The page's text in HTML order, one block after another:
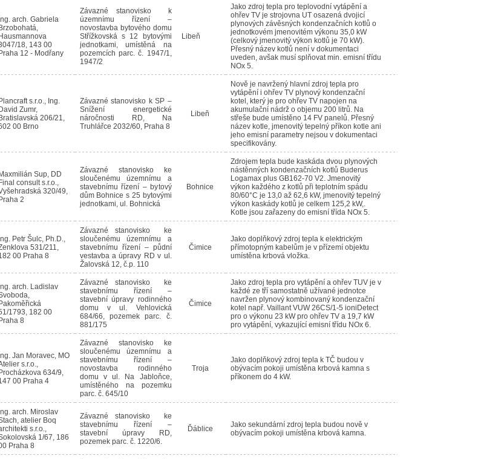
Ing. arch. Gabriela
Brzobohatá,
Hausmannova
18, 143 00
Praha 12 - Modřany
Závazné stanovisko k
územnímu řízení –
novostavba bytového domu
Střížkovská s 12 bytovými
jednotkami, umístěná na
pozemcích parc. č. 1947/1,
1947/2
Libeň
Jako zdroj tepla pro teplovodní vytápění a
ohřev TV je strojovna UT osazená dvojicí
plynových závěsných kondenzačních kotlů o
jednotkovém jmenovitém výkonu 35,0 kW
(celkový jmenovitý výkon kotlů je 70 kW).
Přesný název kotlů není v dokumentaci
uveden, avšak musí splňovat min. emisní třídu
NOx 5.
Plancraft s.r.o., Ing.
David Zumr,
Bratislavská 206/21,
00 Brno
Závazné stanovisko k SP –
Snížení energetické
náročnosti RD, Na
Truhlářce 2032/60, Praha 8
Libeň
Nově je navržený hlavní zdroj tepla pro
vytápění i ohřev TV plynový kondenzační
kotel, který je pro ohřev TV napojen na
akumulační nádrž o objemu 200 litrů. Na
střeše bude umístěno 14 FV panelů. Přesný
název kotle, jmenovitý tepelný příkon kotle ani
jeho emisní parametry nejsou v dokumentaci
specifikovány.
Maxmilián Sup, DD
Final consult s.r.o.,
320/49,
Praha 2
Závazné stanovisko ke
sloučenému územnímu a
stavebnímu řízení – bytový
dům Bohnice s 25 bytovými
jednotkami, ul. Bohnická
Bohnice
Zdrojem tepla bude kaskáda dvou plynových
nástěnných kondenzačních kotlů Buderus
Logamax plus GB162-70 V2. Jmenovitý
výkon každého z kotlů při teplotním spádu
80/60°C je 13,0 až 62,6 kW, jmenovitý tepelný
výkon kaskády kotlů je celkem 125,2 kW,.
Kotle jsou zařazeny do emisní třída NOx 5.
Ing. Petr Šulc, Ph.D.,
531/211,
00 Praha 8
Závazné stanovisko ke
sloučenému územnímu a
stavebnímu řízení – půdní
vestavba a úpravy RD v ul.
Žalovská 12, č.p. 110
Čimice
Jako doplňkový zdroj tepla k elektrickým
přímotopným kabelům je v přízemí objektu
umístěna krbová vložka.
Ing. arch. Ladislav
Pakoměřická
1793, 182 00
Praha 8
Závazné stanovisko ke
stavebnímu řízení –
stavební úpravy rodinného
domu v ul. Vehlovická
684/66, pozemek parc. č.
881/175
Čimice
Jako zdroj tepla pro vytápění a ohřev TUV je v
každé ze tří samostatně užívané jednotce
navržen plynový kombinovaný kondenzační
kotel např. Vaillant VUW 26CS/1-5 ioniDetect
pro o výkonu 23 kW pro ohřev TV a 19,7 kW
pro vytápění, vykazující emisní třídu NOx 6.
Ing. Jan Moravec, MO
s.r.o.,
Procházkova 634/9,
00 Praha 4
Závazné stanovisko ke
sloučenému územnímu a
stavebnímu řízení –
novostavba rodinného
domu v ul. Na Jabloňce,
umístěného na pozemku
parc. č. 645/10
Troja
Jako doplňkový zdroj tepla k TČ budou v
obývacím pokoji umístěna krbová kamna s
příkonem do 4 kW.
Ing. arch. Miroslav
atelier Boq
s.r.o.,
1/67, 186
Praha 8
Závazné stanovisko ke
stavebnímu řízení –
stavební úpravy RD,
pozemek parc. č. 1220/6.
Ďáblice
Jako sekundární zdroj tepla budou nově v
obývacím pokoji umístěna krbová kamna.